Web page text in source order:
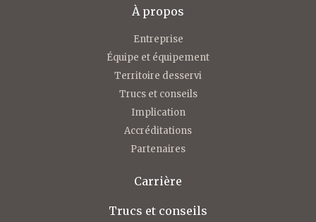
À propos
Entreprise
Équipe et équipement
Territoire desservi
Trucs et conseils
Implication
Accréditations
Partenaires
Carrière
Trucs et conseils